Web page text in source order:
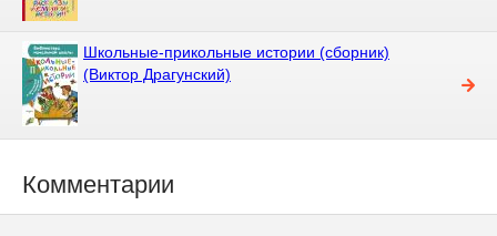
Школьные-прикольные истории (сборник)
(Виктор Драгунский)
Комментарии